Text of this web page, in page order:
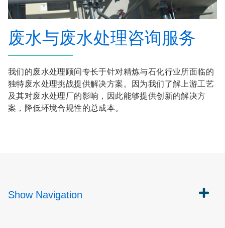
废水与废水处理咨询服务
我们的废水处理顾问专长于针对精炼与石化行业所面临的
独特废水处理挑战提供解决方案。因为我们了解上游工艺
及其对废水处理厂的影响，因此能够提供创新的解决方
案，降低环境合规性的总成本。
Show Navigation